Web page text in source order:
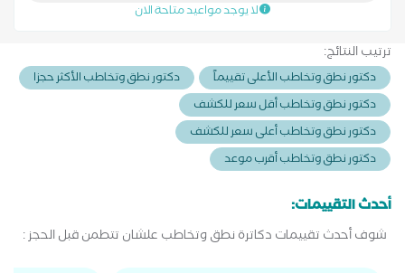
لا يوجد مواعيد متاحة الان
ترتيب النتائج:
دكتور نطق وتخاطب الأعلى تقييماً
دكتور نطق وتخاطب الأكثر حجزا
دكتور نطق وتخاطب أقل سعر للكشف
دكتور نطق وتخاطب أعلى سعر للكشف
دكتور نطق وتخاطب أقرب موعد
أحدث التقييمات:
شوف أحدث تقييمات دكاترة نطق وتخاطب علشان تتطمن قبل الحجز :